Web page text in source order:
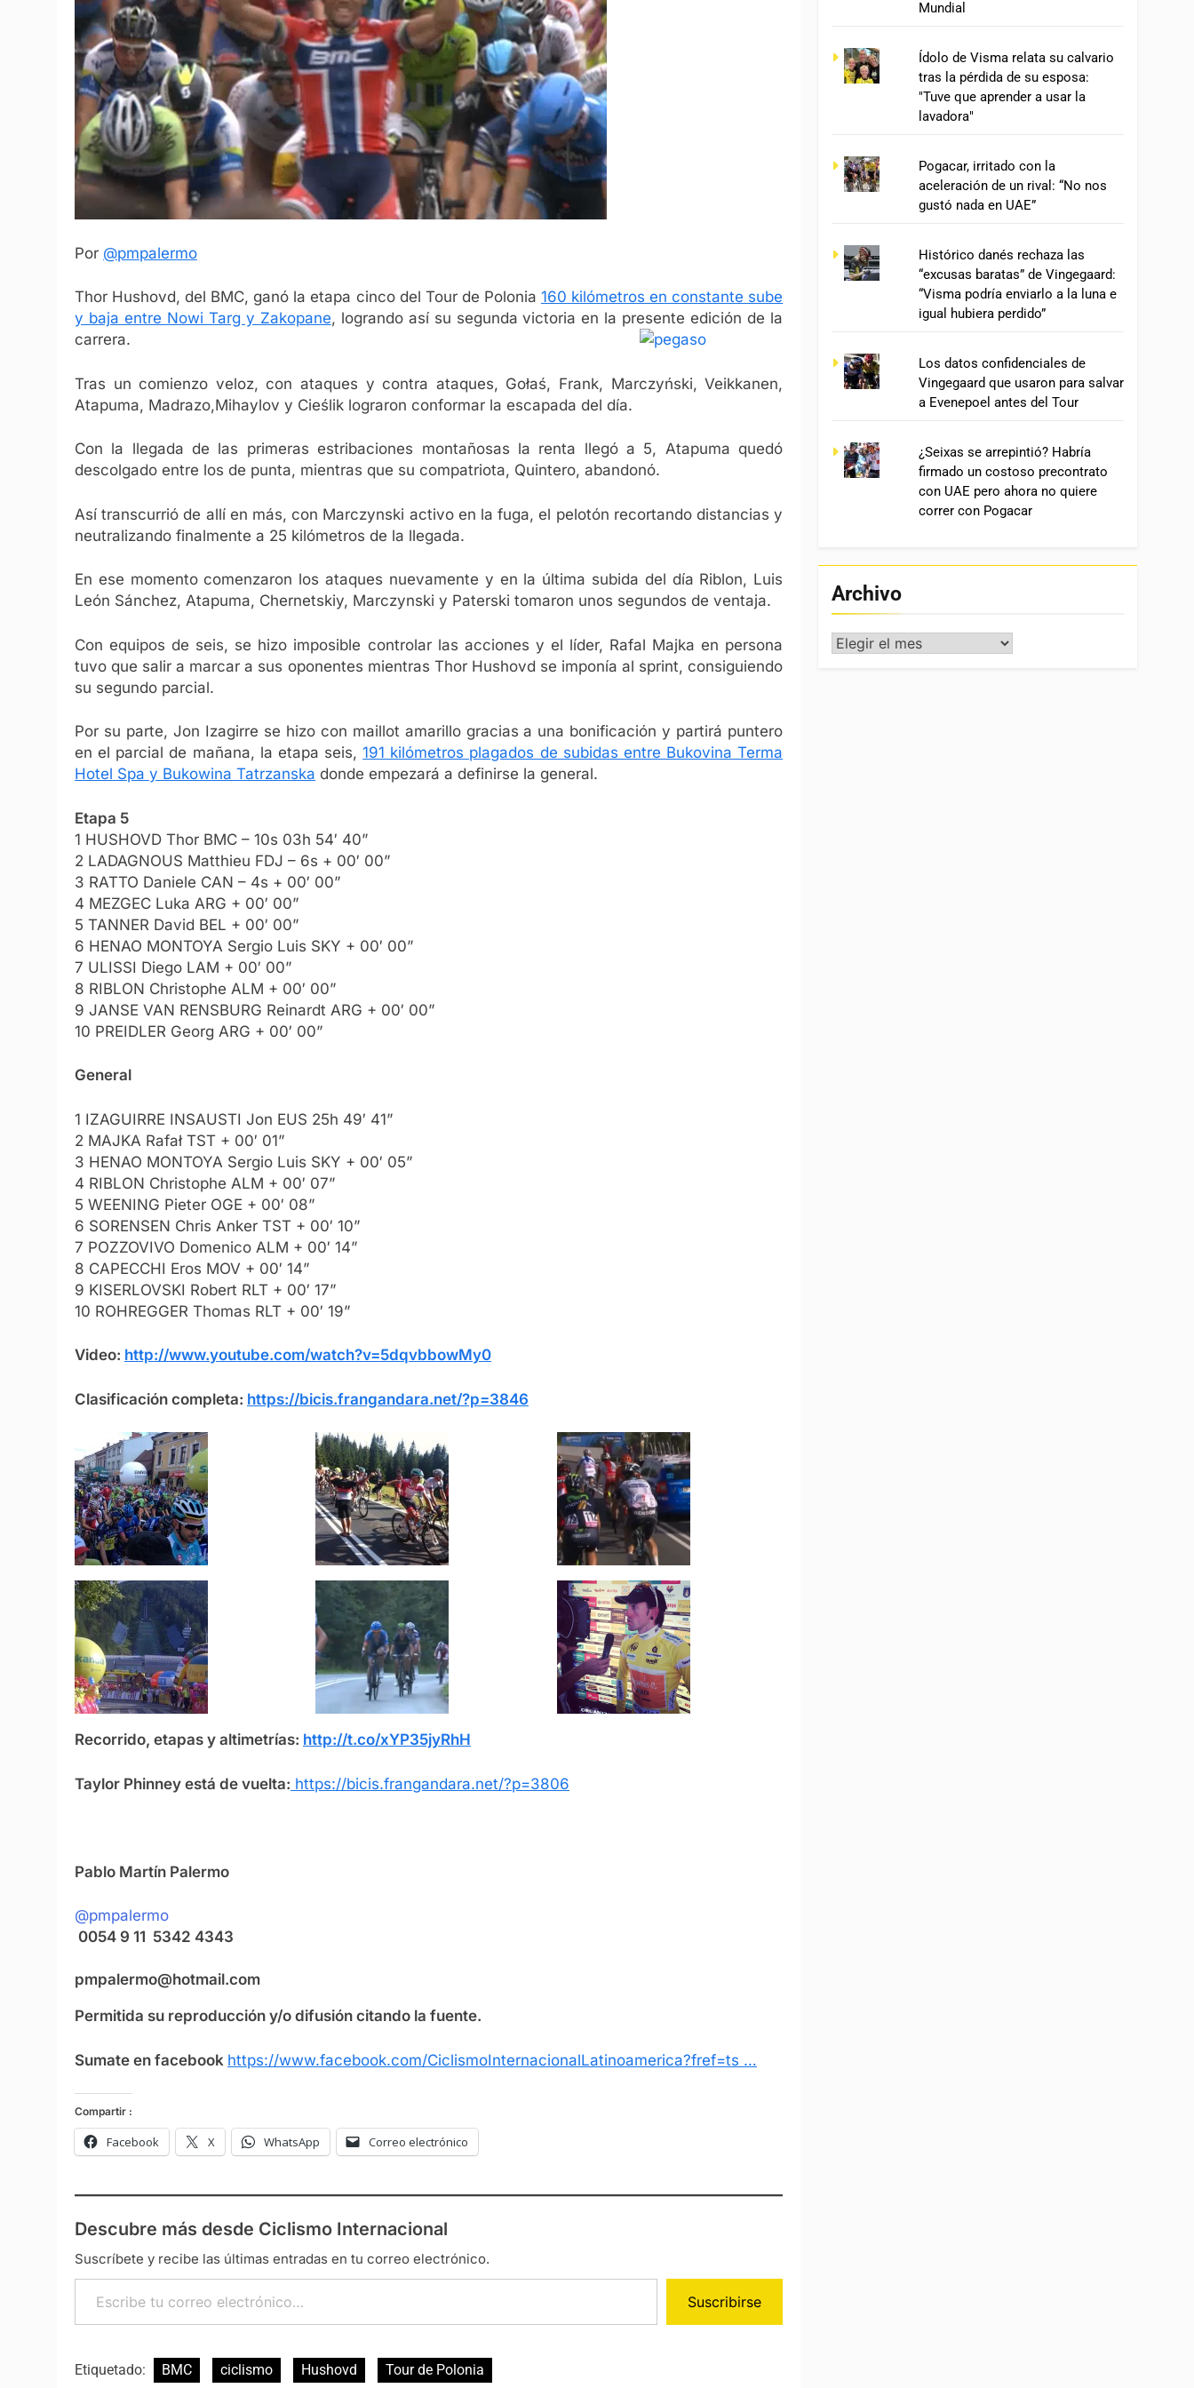
Por @pmpalermo
Thor Hushovd, del BMC, ganó la etapa cinco del Tour de Polonia 160 kilómetros en constante sube
y baja entre Nowi Targ y Zakopane, logrando así su segunda victoria en la presente edición de la
carrera.
Tras un comienzo veloz, con ataques y contra ataques, Gołaś, Frank, Marczyński, Veikkanen,
Atapuma, Madrazo,Mihaylov y Cieślik lograron conformar la escapada del día.
Con la llegada de las primeras estribaciones montañosas la renta llegó a 5, Atapuma quedó
descolgado entre los de punta, mientras que su compatriota, Quintero, abandonó.
Así transcurrió de allí en más, con Marczynski activo en la fuga, el pelotón recortando distancias y
neutralizando finalmente a 25 kilómetros de la llegada.
En ese momento comenzaron los ataques nuevamente y en la última subida del día Riblon, Luis
León Sánchez, Atapuma, Chernetskiy, Marczynski y Paterski tomaron unos segundos de ventaja.
Con equipos de seis, se hizo imposible controlar las acciones y el líder, Rafal Majka en persona
tuvo que salir a marcar a sus oponentes mientras Thor Hushovd se imponía al sprint, consiguiendo
su segundo parcial.
Por su parte, Jon Izagirre se hizo con maillot amarillo gracias a una bonificación y partirá puntero
en el parcial de mañana, la etapa seis,191 kilómetros plagados de subidas entre Bukovina Terma
Hotel Spa y Bukowina Tatrzanska donde empezará a definirse la general.
Etapa 5
1 HUSHOVD Thor BMC – 10s 03h 54′ 40”
2 LADAGNOUS Matthieu FDJ – 6s + 00′ 00”
3 RATTO Daniele CAN – 4s + 00′ 00”
4 MEZGEC Luka ARG + 00′ 00”
5 TANNER David BEL + 00′ 00”
6 HENAO MONTOYA Sergio Luis SKY + 00′ 00”
7 ULISSI Diego LAM + 00′ 00”
8 RIBLON Christophe ALM + 00′ 00”
9 JANSE VAN RENSBURG Reinardt ARG + 00′ 00”
10 PREIDLER Georg ARG + 00′ 00”
General
1 IZAGUIRRE INSAUSTI Jon EUS 25h 49′ 41”
2 MAJKA Rafał TST + 00′ 01”
3 HENAO MONTOYA Sergio Luis SKY + 00′ 05”
4 RIBLON Christophe ALM + 00′ 07”
5 WEENING Pieter OGE + 00′ 08”
6 SORENSEN Chris Anker TST + 00′ 10”
7 POZZOVIVO Domenico ALM + 00′ 14”
8 CAPECCHI Eros MOV + 00′ 14”
9 KISERLOVSKI Robert RLT + 00′ 17”
10 ROHREGGER Thomas RLT + 00′ 19”
Video: http://www.youtube.com/watch?v=5dqvbbowMy0
Clasificación completa: https://bicis.frangandara.net/?p=3846
Recorrido, etapas y altimetrías: http://t.co/xYP35jyRhH
Taylor Phinney está de vuelta: https://bicis.frangandara.net/?p=3806
Pablo Martín Palermo
@pmpalermo
0054 9 11 5342 4343
pmpalermo@hotmail.com
Permitida su reproducción y/o difusión citando la fuente.
Sumate en facebook https://www.facebook.com/CiclismoInternacionalLatinoamerica?fref=ts …
Compartir :
Facebook X WhatsApp Correo electrónico
Descubre más desde Ciclismo Internacional
Suscríbete y recibe las últimas entradas en tu correo electrónico.
Escribe tu correo electrónico…
Suscribirse
Etiquetado: BMC ciclismo Hushovd Tour de Polonia
Mundial
Ídolo de Visma relata su calvario
tras la pérdida de su esposa:
"Tuve que aprender a usar la
lavadora"
Pogacar, irritado con la
aceleración de un rival: “No nos
gustó nada en UAE”
Histórico danés rechaza las
“excusas baratas” de Vingegaard:
“Visma podría enviarlo a la luna e
igual hubiera perdido”
Los datos confidenciales de
Vingegaard que usaron para salvar
a Evenepoel antes del Tour
¿Seixas se arrepintió? Habría
firmado un costoso precontrato
con UAE pero ahora no quiere
correr con Pogacar
Archivo
Archivo